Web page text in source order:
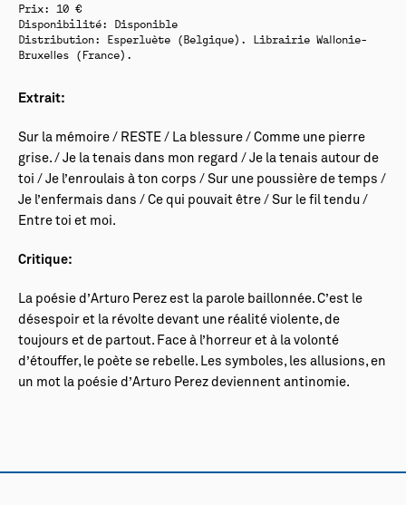
Prix: 10 €
Disponibilité:
Disponible
Distribution: Esperluète (Belgique). Librairie Wallonie-
Bruxelles (France).
Extrait:
Sur la mémoire / RESTE / La blessure / Comme une pierre
grise. / Je la tenais dans mon regard / Je la tenais autour de
toi / Je l’enroulais à ton corps / Sur une poussière de temps /
Je l’enfermais dans / Ce qui pouvait être / Sur le fil tendu /
Entre toi et moi.
Critique:
La poésie d’Arturo Perez est la parole baillonnée. C’est le
désespoir et la révolte devant une réalité violente, de
toujours et de partout. Face à l’horreur et à la volonté
d’étouffer, le poète se rebelle. Les symboles, les allusions, en
un mot la poésie d’Arturo Perez deviennent antinomie.